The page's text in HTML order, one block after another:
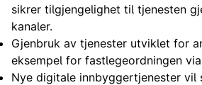
sikrer tilgjengelighet til tjenesten
kanaler.
Gjenbruk av tjenester utviklet for
eksempel for fastlegeordningen
Nye digitale innbyggertjenester vil